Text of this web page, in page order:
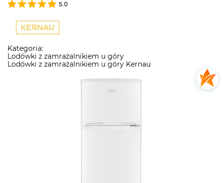
5.0
Kategoria:
Lodówki z zamrażalnikiem u góry
Lodówki z zamrażalnikiem u góry Kernau